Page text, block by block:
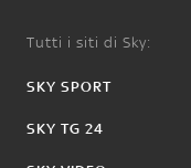
Tutti i siti di Sky:
SKY SPORT
SKY TG 24